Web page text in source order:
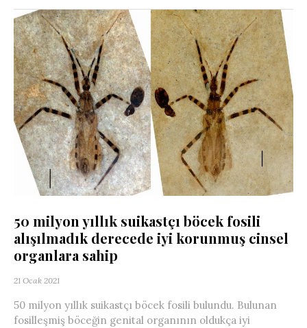
50 milyon yıllık suikastçı böcek fosili
alışılmadık derecede iyi korunmuş cinsel
organlara sahip
21 Ocak 2021
50 milyon yıllık suikastçı böcek fosili bulundu. Bulunan
fosilleşmiş böceğin genital organının oldukça iyi